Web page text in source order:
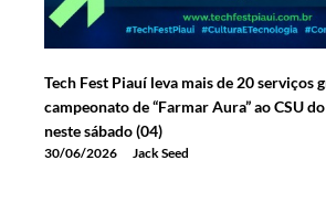
Tech Fest Piauí leva mais de 20 serviços
campeonato de “Farmar Aura” ao CSU
neste sábado (04)
30/06/2026 Jack Seed